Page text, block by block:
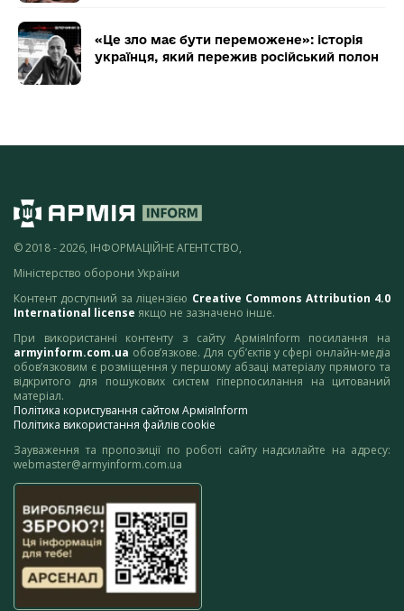
«Це зло має бути переможене»: історія
українця, який пережив російський полон
© 2018 - 2026, ІНФОРМАЦІЙНЕ АГЕНТСТВО,
Міністерство оборони України
Контент доступний за ліцензією Creative Commons Attribution 4.0
International license якщо не зазначено інше.
При використанні контенту з сайту АрміяInform посилання на
armyinform.com.ua обов’язкове. Для суб’єктів у сфері онлайн-медіа
обов’язковим є розміщення у першому абзаці матеріалу прямого та
відкритого для пошукових систем гіперпосилання на цитований
матеріал.
Політика користування сайтом АрміяInform
Політика використання файлів cookie
Зауваження та пропозиції по роботі сайту надсилайте на адресу:
webmaster@armyinform.com.ua